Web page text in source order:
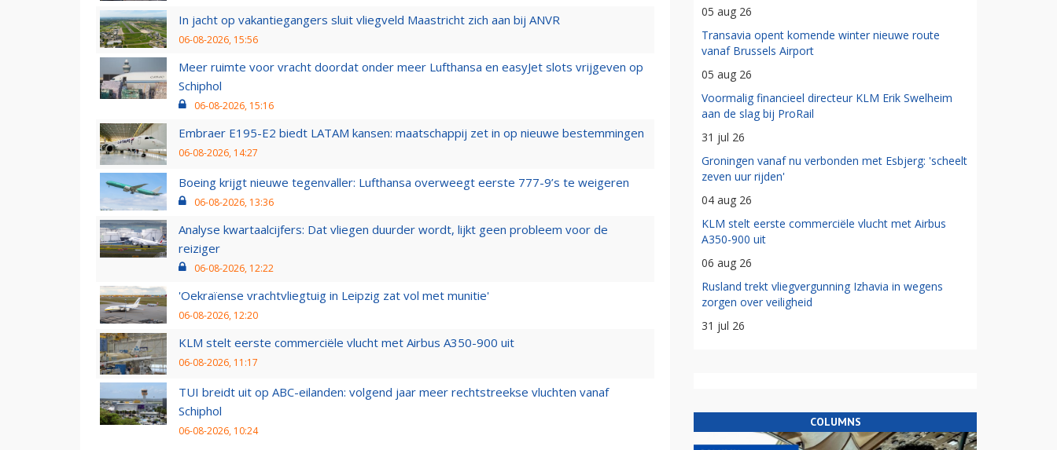
In jacht op vakantiegangers sluit vliegveld Maastricht zich aan bij ANVR
06-08-2026, 15:56
Meer ruimte voor vracht doordat onder meer Lufthansa en easyJet slots vrijgeven op
Schiphol
06-08-2026, 15:16
Embraer E195-E2 biedt LATAM kansen: maatschappij zet in op nieuwe bestemmingen
06-08-2026, 14:27
Boeing krijgt nieuwe tegenvaller: Lufthansa overweegt eerste 777-9’s te weigeren
06-08-2026, 13:36
Analyse kwartaalcijfers: Dat vliegen duurder wordt, lijkt geen probleem voor de
reiziger
06-08-2026, 12:22
'Oekraïense vrachtvliegtuig in Leipzig zat vol met munitie'
06-08-2026, 12:20
KLM stelt eerste commerciële vlucht met Airbus A350-900 uit
06-08-2026, 11:17
TUI breidt uit op ABC-eilanden: volgend jaar meer rechtstreekse vluchten vanaf
Schiphol
06-08-2026, 10:24
05 aug 26
Transavia opent komende winter nieuwe route
vanaf Brussels Airport
05 aug 26
Voormalig financieel directeur KLM Erik Swelheim
aan de slag bij ProRail
31 jul 26
Groningen vanaf nu verbonden met Esbjerg: 'scheelt
zeven uur rijden'
04 aug 26
KLM stelt eerste commerciële vlucht met Airbus
A350-900 uit
06 aug 26
Rusland trekt vliegvergunning Izhavia in wegens
zorgen over veiligheid
31 jul 26
COLUMNS